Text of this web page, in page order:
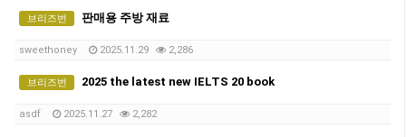
브리즈번 판매용 주방 재료
sweethoney 2025.11.29 2,286
브리즈번 2025 the latest new IELTS 20 book
asdf 2025.11.27 2,282